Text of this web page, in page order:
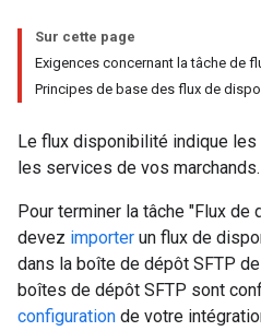
Sur cette page
Exigences concernant la tâche de
Principes de base des flux de
Le flux disponibilité indique
les services de vos marchands.
Pour terminer la tâche "Flux
devez importer un flux de
dans la boîte de dépôt SFTP
boîtes de dépôt SFTP sont
configuration de votre